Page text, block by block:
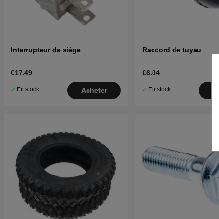
Interrupteur de siège
€17.49
En stock Acheter
Raccord de tuyau
€6.04
En stock